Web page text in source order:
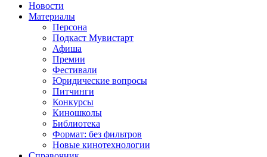
Новости
Материалы
Персона
Подкаст Мувистарт
Афиша
Премии
Фестивали
Юридические вопросы
Питчинги
Конкурсы
Киношколы
Библиотека
Формат: без фильтров
Новые кинотехнологии